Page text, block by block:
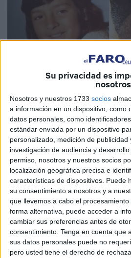
Su privacidad es
nosotros
Nosotros y nuestros 1733 socios
a información en un dispositivo, como
datos personales, como
estándar enviada por un dispositivo
personalizado, medición de publicidad
investigación de audiencia y
permiso, nosotros y nuestros socios
localización geográfica precisa e
características de dispositivos. Puede
su consentimiento a nosotros y a
que llevemos a cabo el
forma alternativa, puede acceder a
cambiar sus preferencias antes de
consentimiento. Tenga en cuenta que
sus datos personales puede no
pero usted tiene el derecho de
Imágenes cedidas
Hace cinco años se te abrieron las
en par y temblaron los Ángeles
de los caídos yo también tuve la
Se fue Carlos y fueron rumores y
quizá porque el tiempo pasa para
sabrán quizá que fue un tío por
pasiones.